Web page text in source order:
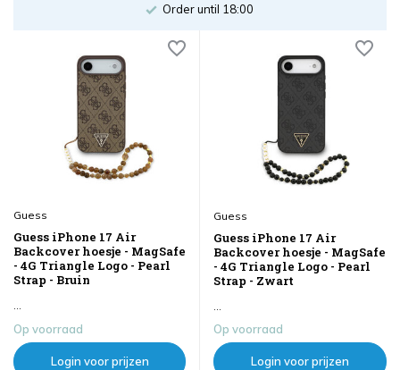
Order until 18:00
Guess
Guess iPhone 17 Air
Backcover hoesje - MagSafe
- 4G Triangle Logo - Pearl
Strap - Bruin
...
Op voorraad
Login voor prijzen
Guess
Guess iPhone 17 Air
Backcover hoesje - MagSafe
- 4G Triangle Logo - Pearl
Strap - Zwart
...
Op voorraad
Login voor prijzen